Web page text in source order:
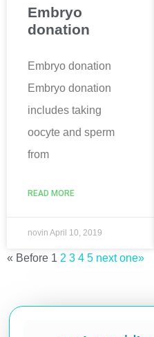
Embryo
donation
Embryo donation
Embryo donation
includes taking
oocyte and sperm
from
READ MORE
novin April 10, 2019
« Before 1 2 3 4 5 next one»